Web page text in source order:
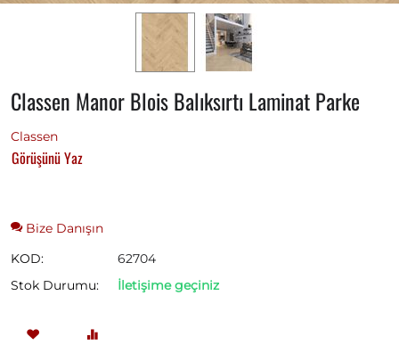
Classen Manor Blois Balıksırtı Laminat Parke
Classen
Görüşünü Yaz
Bize Danışın
KOD:
62704
Stok Durumu:
İletişime geçiniz